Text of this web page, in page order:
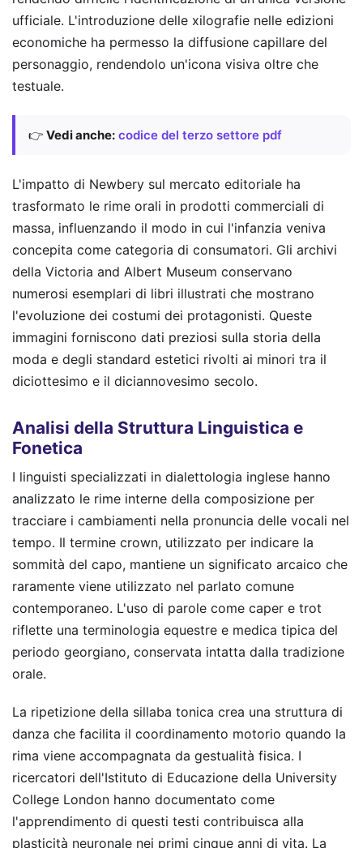
ufficiale. L'introduzione delle xilografie nelle edizioni
economiche ha permesso la diffusione capillare del
personaggio, rendendolo un'icona visiva oltre che
testuale.
👉 Vedi anche: codice del terzo settore pdf
L'impatto di Newbery sul mercato editoriale ha
trasformato le rime orali in prodotti commerciali di
massa, influenzando il modo in cui l'infanzia veniva
concepita come categoria di consumatori. Gli archivi
della Victoria and Albert Museum conservano
numerosi esemplari di libri illustrati che mostrano
l'evoluzione dei costumi dei protagonisti. Queste
immagini forniscono dati preziosi sulla storia della
moda e degli standard estetici rivolti ai minori tra il
diciottesimo e il diciannovesimo secolo.
Analisi della Struttura Linguistica e
Fonetica
I linguisti specializzati in dialettologia inglese hanno
analizzato le rime interne della composizione per
tracciare i cambiamenti nella pronuncia delle vocali nel
tempo. Il termine crown, utilizzato per indicare la
sommità del capo, mantiene un significato arcaico che
raramente viene utilizzato nel parlato comune
contemporaneo. L'uso di parole come caper e trot
riflette una terminologia equestre e medica tipica del
periodo georgiano, conservata intatta dalla tradizione
orale.
La ripetizione della sillaba tonica crea una struttura di
danza che facilita il coordinamento motorio quando la
rima viene accompagnata da gestualità fisica. I
ricercatori dell'Istituto di Educazione della University
College London hanno documentato come
l'apprendimento di questi testi contribuisca alla
plasticità neuronale nei primi cinque anni di vita. La